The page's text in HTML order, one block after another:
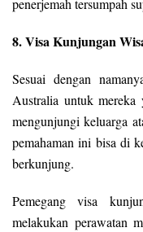
penerjemah tersumpah
8. Visa Kunjungan
Sesuai dengan
Australia untuk mereka
mengunjungi keluarga
pemahaman ini bisa di
berkunjung.
Pemegang visa
melakukan perawatan